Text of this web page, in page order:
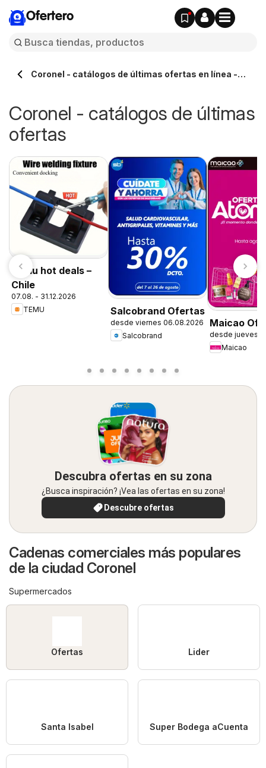
Ofertero
Coronel - catálogos de últimas ofertas en línea -
Coronel - catálogos de últimas
ofertas
Temu hot deals –
Chile
07.08. - 31.12.2026
TEMU
Salcobrand Ofertas
desde viernes 06.08.2026
Salcobrand
Maicao
desde jueves
Maicao
Descubra ofertas en su zona
¿Busca inspiración? ¡Vea las ofertas en su zona!
Descubre ofertas
Cadenas comerciales más populares
de la ciudad Coronel
Supermercados
Ofertas Lider
Santa Isabel Super Bodega aCuenta